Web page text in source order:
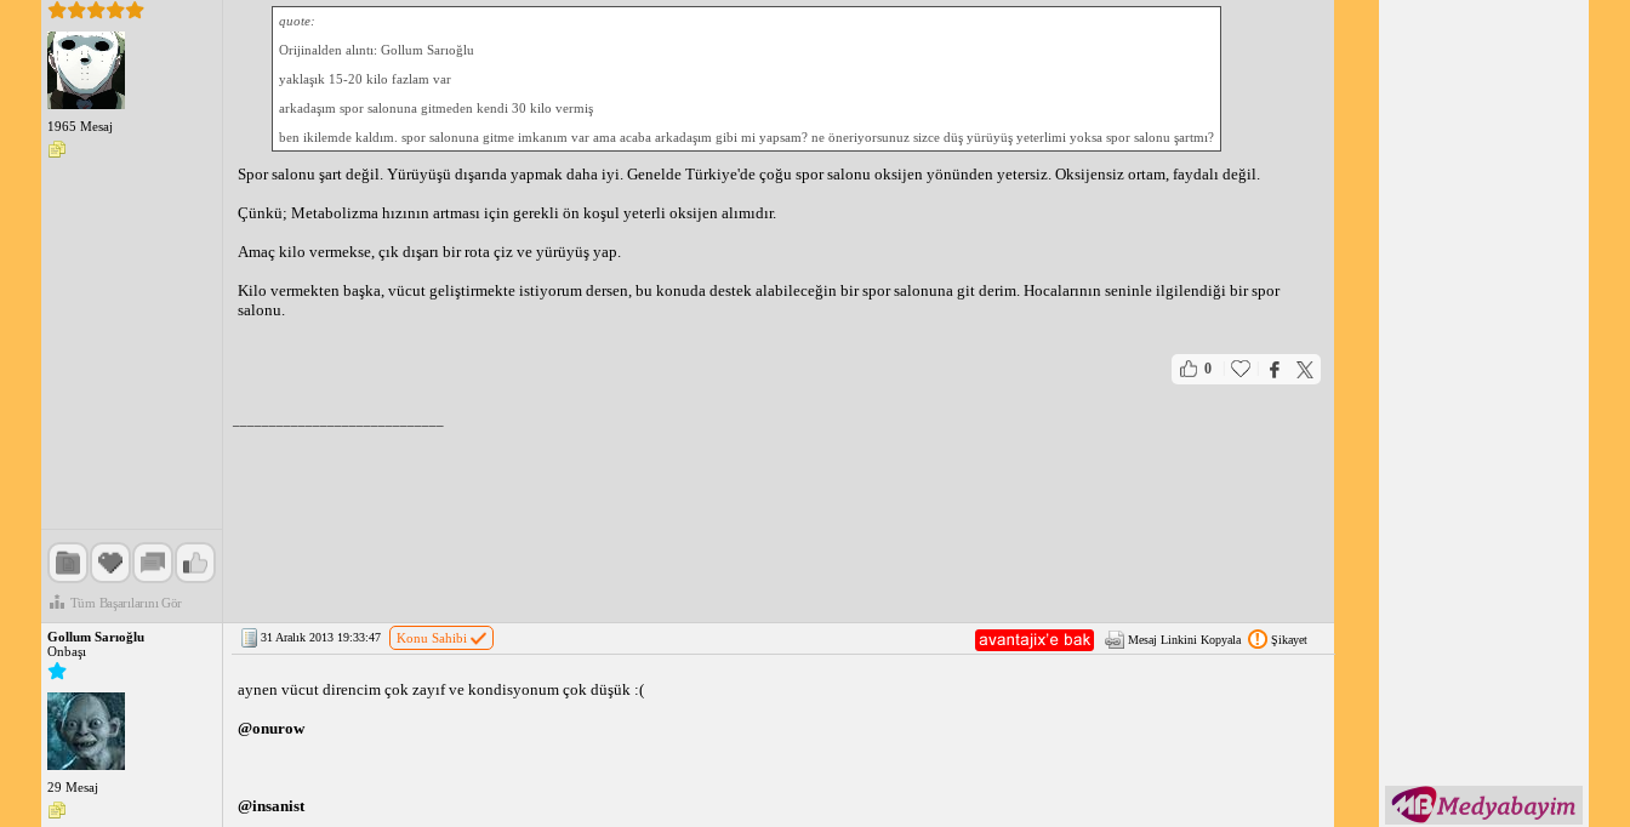
1965 Mesaj
Tüm Başarılarını Gör
quote:
Orijinalden alıntı: Gollum Sarıoğlu
yaklaşık 15-20 kilo fazlam var
arkadaşım spor salonuna gitmeden kendi 30 kilo vermiş
ben ikilemde kaldım. spor salonuna gitme imkanım var ama acaba arkadaşım gibi mi yapsam? ne öneriyorsunuz sizce düş yürüyüş yeterlimi yoksa spor salonu şartmı?
Spor salonu şart değil. Yürüyüşü dışarıda yapmak daha iyi. Genelde Türkiye'de çoğu spor salonu oksijen yönünden yetersiz. Oksijensiz ortam, faydalı değil.
Çünkü; Metabolizma hızının artması için gerekli ön koşul yeterli oksijen alımıdır.
Amaç kilo vermekse, çık dışarı bir rota çiz ve yürüyüş yap.
Kilo vermekten başka, vücut geliştirmekte istiyorum dersen, bu konuda destek alabileceğin bir spor salonuna git derim. Hocalarının seninle ilgilendiği bir spor
salonu.
0
Gollum Sarıoğlu
Onbaşı
29 Mesaj
31 Aralık 2013 19:33:47 Konu Sahibi Mesaj Linkini Kopyala Şikayet
aynen vücut direncim çok zayıf ve kondisyonum çok düşük :(
@onurow
@insanist